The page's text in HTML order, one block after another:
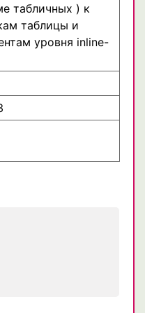
табличных ) к
таблицы и
уровня inline-